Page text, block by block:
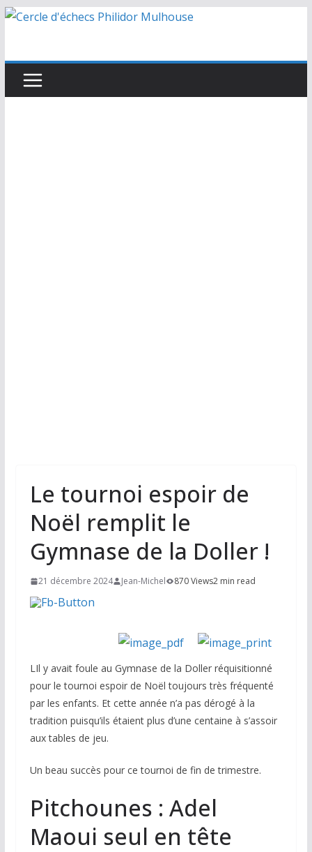
Passer
Le tournoi espoir de
Noël remplit le
Gymnase de la Doller !
21 décembre 2024 Jean-Michel 870 Views2 min read
LIl y avait foule au Gymnase de la Doller réquisitionné
pour le tournoi espoir de Noël toujours très fréquenté
par les enfants. Et cette année n’a pas dérogé à la
tradition puisqu’ils étaient plus d’une centaine à s’assoir
aux tables de jeu.
Un beau succès pour ce tournoi de fin de trimestre.
Pitchounes : Adel
Maoui seul en tête